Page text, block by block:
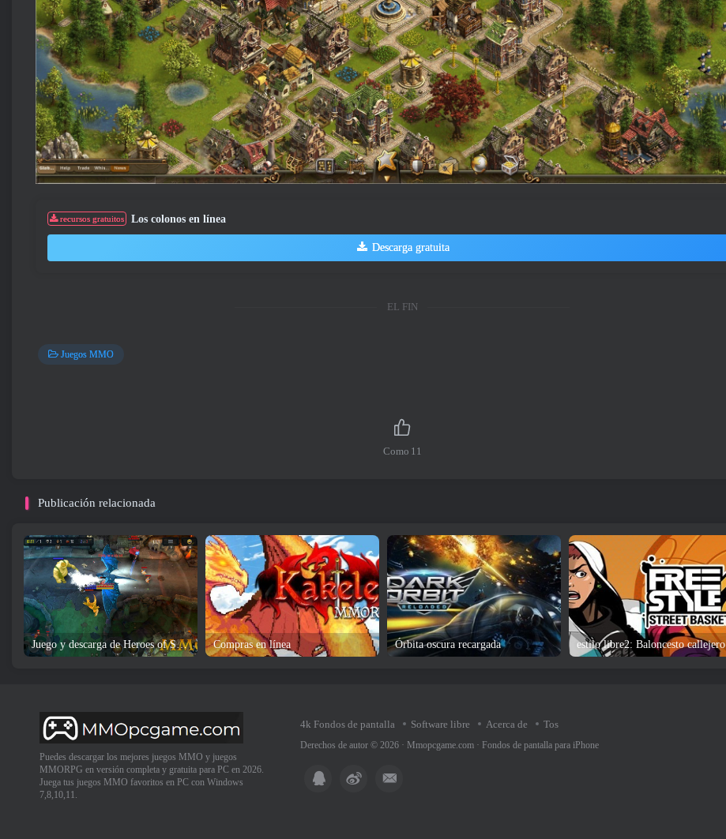
recursos gratuitos Los colonos en línea
Descarga gratuita
EL FIN
Juegos MMO
Como 11
Publicación relacionada
Juego y descarga de Heroes of Soulcraft Compras en línea Órbita oscura recargada estilo libre2: Baloncesto callejero
Puedes descargar los mejores juegos MMO y juegos
MMORPG en versión completa y gratuita para PC en 2026.
Juega tus juegos MMO favoritos en PC con Windows
7,8,10,11.
4k Fondos de pantalla Software libre Acerca de Tos
Derechos de autor © 2026 · Mmopcgame.com · Fondos de pantalla para iPhone